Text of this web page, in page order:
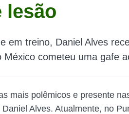
lesão
em treino, Daniel Alves
México cometeu uma gafe
mais polêmicos e presente
Alves. Atualmente, no